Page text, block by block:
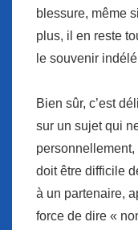
blessure, même
plus, il en reste
le souvenir
Bien sûr, c’est
sur un sujet qui
doit être difficile
à un partenaire,
force de dire «